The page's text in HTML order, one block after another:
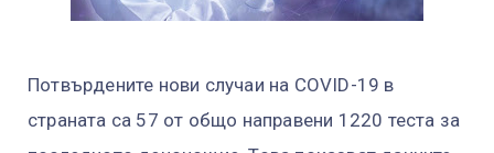
Потвърдените нови случаи на COVID-19 в
страната са 57 от общо направени 1220 теста за